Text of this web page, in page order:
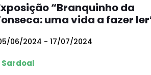
“Branquinho da
uma vida a fazer
06/2024 - 17/07/2024
Sardoal